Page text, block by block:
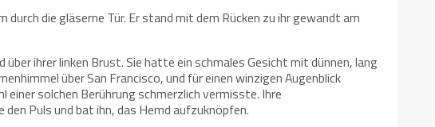
die gläserne Tür. Er stand mit dem Rücken zu ihr gewandt am
über ihrer linken Brust. Sie hatte ein schmales Gesicht mit dünnen, lang
über San Francisco, und für einen winzigen Augenblick
solchen Berührung schmerzlich vermisste. Ihre
Puls und bat ihn, das Hemd aufzuknöpfen.